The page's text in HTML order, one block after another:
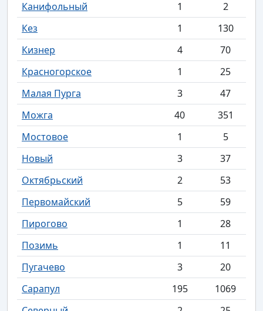
Канифольный
1
2
Кез
1
130
Кизнер
4
70
Красногорское
1
25
Малая Пурга
3
47
Можга
40
351
Мостовое
1
5
Новый
3
37
Октябрьский
2
53
Первомайский
5
59
Пирогово
1
28
Позимь
1
11
Пугачево
3
20
Сарапул
195
1069